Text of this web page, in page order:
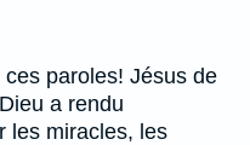
paroles! Jésus de
a rendu
les miracles, les